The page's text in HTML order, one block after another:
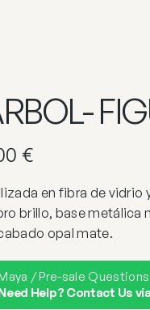
€
en fibra de
brillo, base metálica
opal mate.
/ Pre-sale Questions
Help? Contact Us